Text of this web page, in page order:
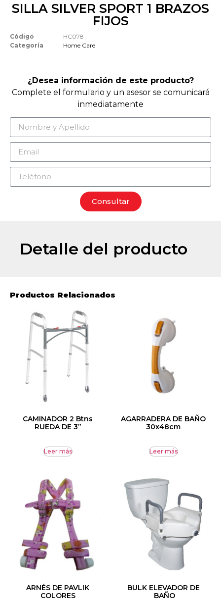
SILLA SILVER SPORT 1 BRAZOS
FIJOS
Código
HC078
Categoría
Home Care
¿Desea información de este producto?
Complete el formulario y un asesor se comunicará
inmediatamente
Consultar
Detalle del producto
Productos Relacionados
CAMINADOR 2 Btns
RUEDA DE 3”
Leer más
AGARRADERA DE BAÑO
30x48cm
Leer más
ARNÉS DE PAVLIK
COLORES
BULK ELEVADOR DE
BAÑO